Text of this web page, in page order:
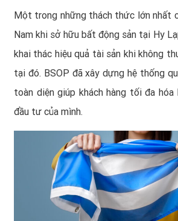
Một trong những thách thức lớn nhất
Nam khi sở hữu bất động sản tại Hy
khai thác hiệu quả tài sản khi không
tại đó. BSOP đã xây dựng hệ thống
toàn diện giúp khách hàng tối đa hóa
đầu tư của mình.